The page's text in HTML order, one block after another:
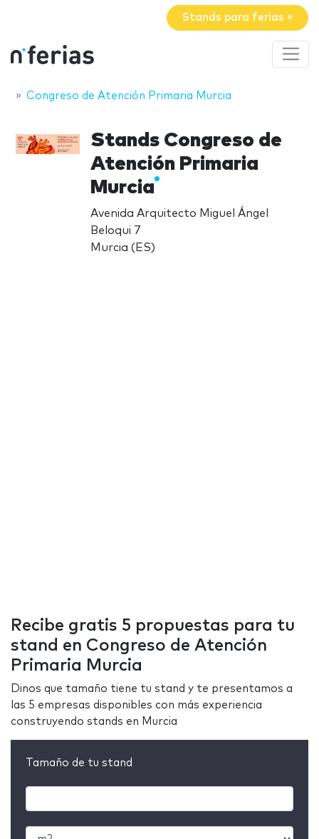
Stands para ferias »
Congreso de Atención Primaria Murcia
Stands Congreso de
Atención Primaria
Murcia
Avenida Arquitecto Miguel Ángel
Beloqui 7
Murcia (ES)
Recibe gratis 5 propuestas para tu
stand en Congreso de Atención
Primaria Murcia
Dinos que tamaño tiene tu stand y te presentamos a
las 5 empresas disponibles con más experiencia
construyendo stands en Murcia
Tamaño de tu stand